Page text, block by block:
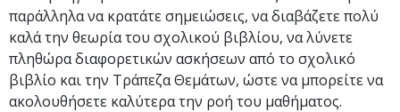
παράλληλα να κρατάτε σημειώσεις, να διαβάζετε πολύ
καλά την θεωρία του σχολικού βιβλίου, να λύνετε
πληθώρα διαφορετικών ασκήσεων από το σχολικό
βιβλίο και την Τράπεζα Θεμάτων, ώστε να μπορείτε να
ακολουθήσετε καλύτερα την ροή του μαθήματος.